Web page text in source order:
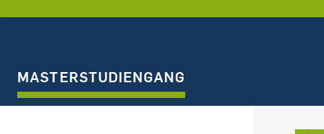
MASTERSTUDIENGANG